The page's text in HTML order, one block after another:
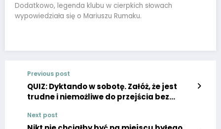
Dodatkowo, legenda klubu w cierpkich słowach
wypowiedziała się o Mariuszu Rumaku.
Previous post
QUIZ: Dyktando w sobotę. Załóż, że jest
trudne i niemożliwe do przejścia bez
Next post